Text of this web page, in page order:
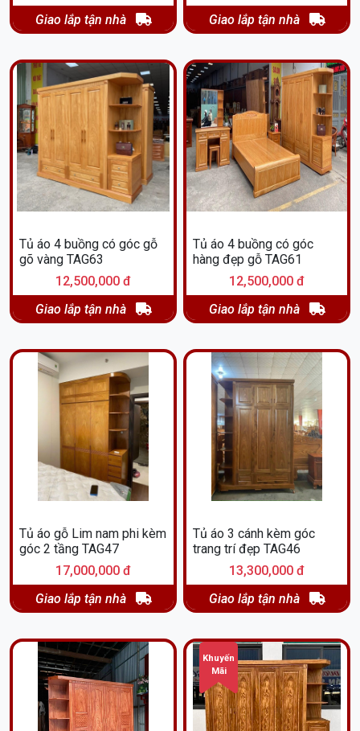
Giao lắp tận nhà
Giao lắp tận nhà
Tủ áo 4 buồng có góc gỗ
gõ vàng TAG63
12,500,000 đ
Giao lắp tận nhà
Tủ áo 4 buồng có góc
hàng đẹp gỗ TAG61
12,500,000 đ
Giao lắp tận nhà
Tủ áo gỗ Lim nam phi kèm
góc 2 tầng TAG47
17,000,000 đ
Giao lắp tận nhà
Tủ áo 3 cánh kèm góc
trang trí đẹp TAG46
13,300,000 đ
Giao lắp tận nhà
Khuyến
Mãi